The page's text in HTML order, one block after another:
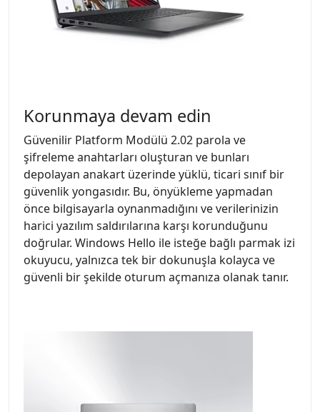
Korunmaya devam edin
Güvenilir Platform Modülü 2.02 parola ve
şifreleme anahtarları oluşturan ve bunları
depolayan anakart üzerinde yüklü, ticari sınıf bir
güvenlik yongasıdır. Bu, önyükleme yapmadan
önce bilgisayarla oynanmadığını ve verilerinizin
harici yazılım saldırılarına karşı korunduğunu
doğrular. Windows Hello ile isteğe bağlı parmak izi
okuyucu, yalnızca tek bir dokunuşla kolayca ve
güvenli bir şekilde oturum açmanıza olanak tanır.